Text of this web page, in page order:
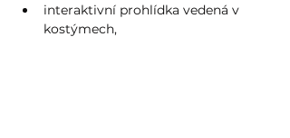
interaktivní prohlídka vedená v
kostýmech,